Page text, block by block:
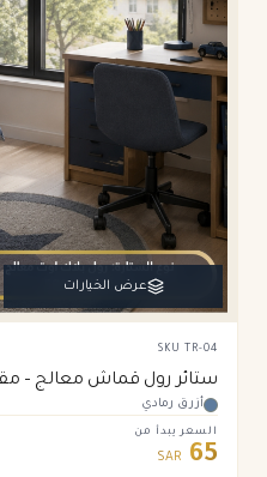
عرض الخيارات
SKU TR-04
ستائر رول قماش معالج –
أزرق رمادي
السعر يبدأ من
65
SAR